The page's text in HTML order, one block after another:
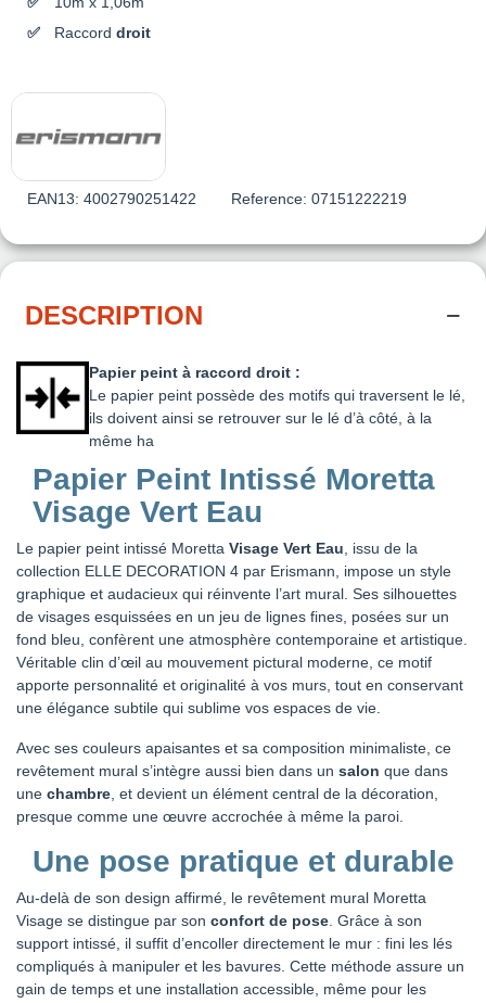
Raccord droit
EAN13: 4002790251422 Reference: 07151222219
DESCRIPTION
Papier peint à raccord droit :
Le papier peint possède des motifs qui traversent le lé,
ils doivent ainsi se retrouver sur le lé d’à côté, à la
même ha
Papier Peint Intissé Moretta
Visage Vert Eau
Le papier peint intissé Moretta Visage Vert Eau , issu de la
collection ELLE DECORATION 4 par Erismann, impose un style
graphique et audacieux qui réinvente l’art mural. Ses silhouettes
de visages esquissées en un jeu de lignes fines, posées sur un
fond bleu, confèrent une atmosphère contemporaine et artistique.
Véritable clin d’œil au mouvement pictural moderne, ce motif
apporte personnalité et originalité à vos murs, tout en conservant
une élégance subtile qui sublime vos espaces de vie.
Avec ses couleurs apaisantes et sa composition minimaliste, ce
revêtement mural s’intègre aussi bien dans un salon que dans
une chambre , et devient un élément central de la décoration,
presque comme une œuvre accrochée à même la paroi.
Une pose pratique et durable
Au-delà de son design affirmé, le revêtement mural Moretta
Visage se distingue par son confort de pose . Grâce à son
support intissé, il suffit d’encoller directement le mur : fini les lés
compliqués à manipuler et les bavures. Cette méthode assure un
gain de temps et une installation accessible, même pour les